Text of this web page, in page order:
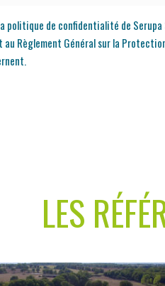
politique de confidentialité de
au Règlement Général sur la
LES